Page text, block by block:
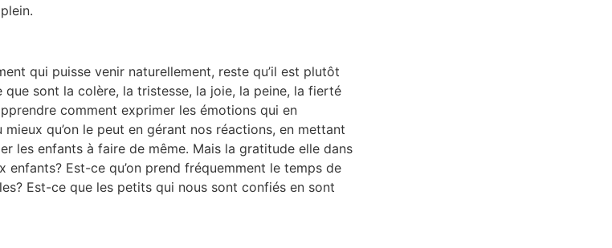
qui puisse venir naturellement, reste qu’il est plutôt
sont la colère, la tristesse, la joie, la peine, la fierté
comment exprimer les émotions qui en
mieux qu’on le peut en gérant nos réactions, en mettant
les enfants à faire de même. Mais la gratitude elle dans
enfants? Est-ce qu’on prend fréquemment le temps de
Est-ce que les petits qui nous sont confiés en sont